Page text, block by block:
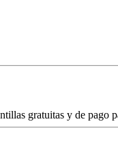
gratuitas y de pago